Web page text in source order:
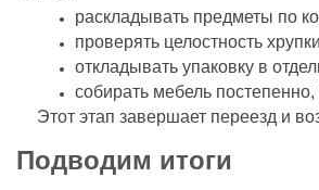
раскладывать предметы по
проверять целостность
откладывать упаковку в
собирать мебель
Этот этап завершает переезд и
Подводим итоги